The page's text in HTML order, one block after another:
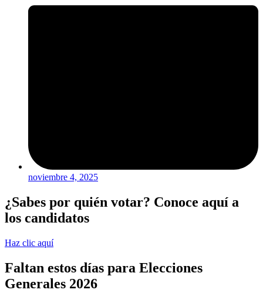
noviembre 4, 2025
¿Sabes por quién votar? Conoce aquí a
los candidatos
Haz clic aquí
Faltan estos días para Elecciones
Generales 2026